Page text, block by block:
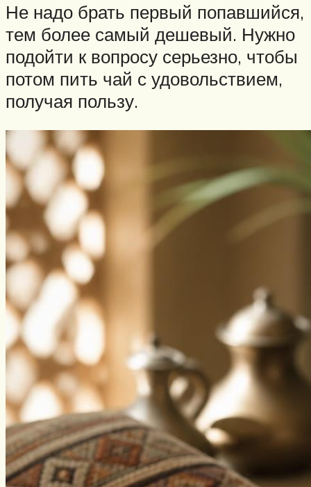
Не надо брать первый попавшийся,
тем более самый дешевый. Нужно
подойти к вопросу серьезно, чтобы
потом пить чай с удовольствием,
получая пользу.